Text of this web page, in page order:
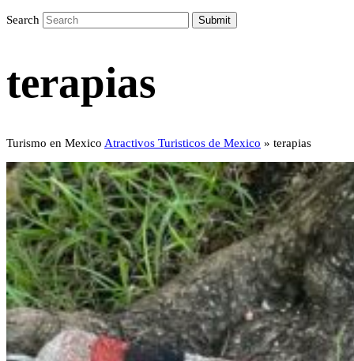
Search Submit
terapias
Turismo en Mexico Atractivos Turisticos de Mexico » terapias